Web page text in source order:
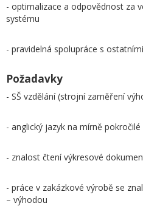
- optimalizace a odpovědnost za
systému
- pravidelná spolupráce s
Požadavky
- SŠ vzdělání (strojní zaměření
- anglický jazyk na mírně pokročilé
- znalost čtení výkresové
- práce v zakázkové výrobě se
– výhodou